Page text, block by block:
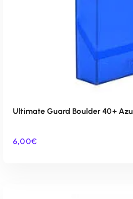
Ultimate Guard Boulder 40+ Azul
6,00€